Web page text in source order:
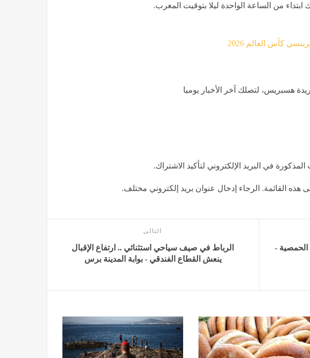
ابتداء من الساعة الواحدة ليلا بتوقيت المغرب.
كأس العالم 2026
هسبريس، لتصلك آخر الأخبار يوميا
في البريد الإلكتروني لتأكيد الاشتراك.
هذه القائمة. الرجاء إدخال عنوان بريد إلكتروني مختلف.
الحمصية -
التالى
الرباط في صيف سياحي استثنائي .. ارتفاع الإقبال
ينعش القطاع الفندقي - بوابة المدينة برس